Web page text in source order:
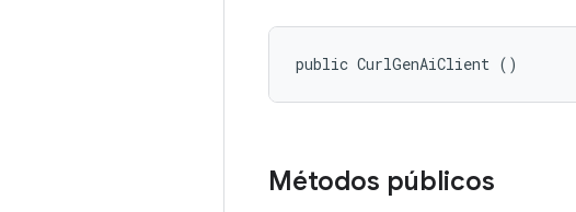
public CurlGenAiClient ()
Métodos públicos